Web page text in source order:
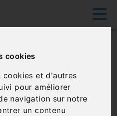
cookies
cookies et d'autres
pour améliorer
navigation sur notre
un contenu
favoris
favoris, vous pouvez en
page de véhicules